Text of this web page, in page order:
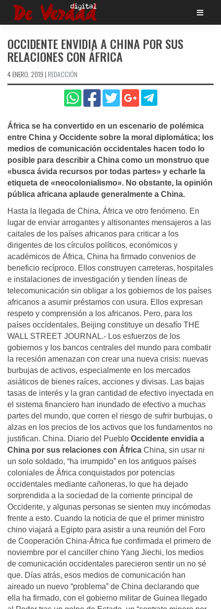
Saltar
OCCIDENTE ENVIDIA A CHINA POR SUS
RELACIONES CON ÁFRICA
4 ENERO, 2019 | REDACCIÓN
África se ha convertido en un escenario de polémica
entre China y Occidente sobre la moral diplomática; los
medios de comunicación occidentales hacen todo lo
posible para describir a China como un monstruo que
«busca ávida recursos por todas partes» y echarle la
etiqueta de «neocolonialismo». No obstante, la opinión
pública africana aplaude generalmente a China.
Hasta la llegada de China, África ve otro fenómeno. En
lugar de enviar arrogantes y altisonantes mensajeros a las
caitales de los países africanos para criticar a los
dirigentes de los círculos políticos, económicos y
académicos de África, China ha firmado convenios de
beneficio recíproco. Ellos construyen carreteras, hospitales
e instalaciones de investigación y tienden líneas de
telecomunicación sin obligar a los gobiernos de los países
africanos a asumir préstamos con usura. Ellos expresan
respeto y comprensión a los africanos. Pero, para los
países occidentales, Beijing constituye un desafío THE
WALL STREET JOURNAL.- Los esfuerzos de los
gobiernos y los bancos centrales del mundo para combatir
la recesión amenazan con crear una nueva crisis: nuevas
burbujas de activos, especialmente en los mercados
asiáticos de bienes raíces, acciones y divisas. Las bajas
tasas de interés y la gran cantidad de efectivo inyectada en
el sistema financiero han inundado de efectivo a muchas
partes del mundo, que corren el riesgo de sufrir burbujas, o
alzas en los precios de los activos que los fundamentos no
justifican. China. Diario del Pueblo Occidente envidia a
China por sus relaciones con África China, sin usar ni
un solo soldado, “ha irrumpido” en los antiguos países
coloniales de África conquistados por potencias
occidentales mediante cañoneras, lo que ha dejado
sorprendida a la sociedad de la corriente principal de
Occidente, y algunas personas se sienten muy incómodas
frente a esto. Cuando la noticia de que el primer ministro
chino viajará a Egipto para asistir a una reunión del Foro
de Cooperación China-África fue confirmada el primero de
noviembre por el canciller chino Yang Jiechi, los medios
de comunicación occidentales parecieron sentir un no sé
que. Días atrás, esos medios de comunicación han
aireado un nuevo “problema” de China declarando que
ella ha firmado, con el gobierno militar de Guinea llegado